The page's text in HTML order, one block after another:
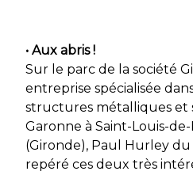
• Aux abris !
Sur le parc de la société
entreprise spécialisée
structures métalliques et
Garonne à Saint-Louis-
(Gironde), Paul Hurley du
repéré ces deux très